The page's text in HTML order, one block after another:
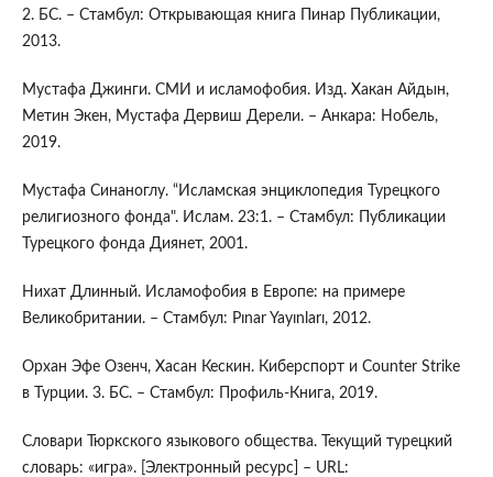
2. БС. – Стамбул: Открывающая книга Пинар Публикации,
2013.
Мустафа Джинги. СМИ и исламофобия. Изд. Хакан Айдын,
Метин Экен, Мустафа Дервиш Дерели. – Анкара: Нобель,
2019.
Мустафа Синаноглу. “Исламская энциклопедия Турецкого
религиозного фонда". Ислам. 23:1. – Стамбул: Публикации
Турецкого фонда Диянет, 2001.
Нихат Длинный. Исламофобия в Европе: на примере
Великобритании. – Стамбул: Pınar Yayınları, 2012.
Орхан Эфе Озенч, Хасан Кескин. Киберспорт и Counter Strike
в Турции. 3. БС. – Стамбул: Профиль-Книга, 2019.
Словари Тюркского языкового общества. Текущий турецкий
словарь: «игра». [Электронный ресурс] – URL: